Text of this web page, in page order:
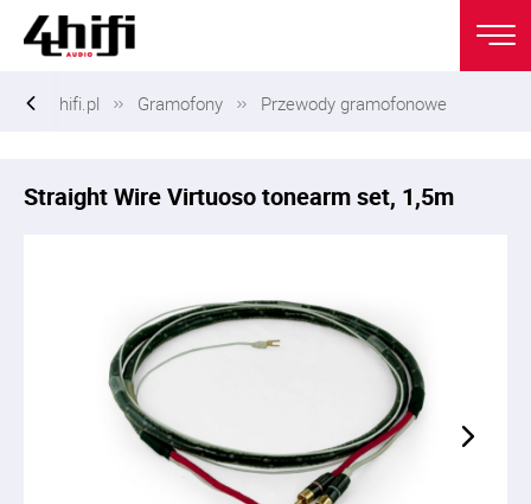
hifi.pl Gramofony Przewody gramofonowe
Straight Wire Virtuoso tonearm set, 1,5m